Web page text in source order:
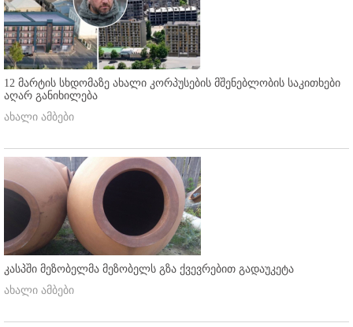
12 მარტის სხდომაზე ახალი კორპუსების მშენებლობის საკითხები
აღარ განიხილება
ახალი ამბები
კასპში მეზობელმა მეზობელს გზა ქვევრებით გადაუკეტა
ახალი ამბები